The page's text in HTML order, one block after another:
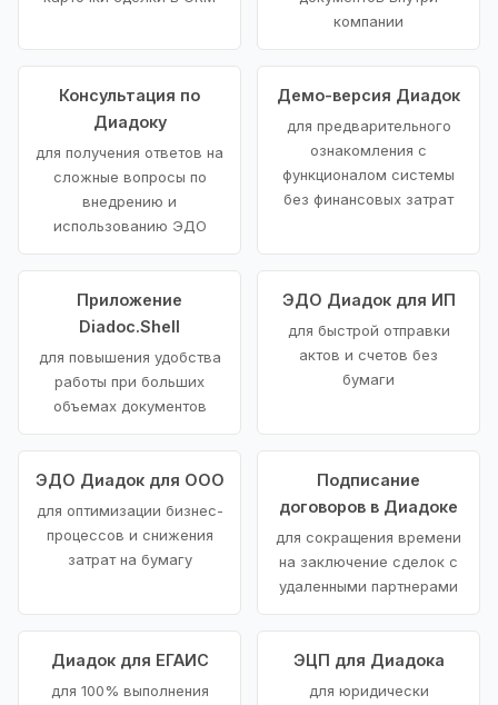
компании
Консультация по
Диадоку
для получения ответов на
сложные вопросы по
внедрению и
использованию ЭДО
Демо-версия Диадок
для предварительного
ознакомления с
функционалом системы
без финансовых затрат
Приложение
Diadoc.Shell
для повышения удобства
работы при больших
объемах документов
ЭДО Диадок для ИП
для быстрой отправки
актов и счетов без
бумаги
ЭДО Диадок для ООО
для оптимизации бизнес-
процессов и снижения
затрат на бумагу
Подписание
договоров в Диадоке
для сокращения времени
на заключение сделок с
удаленными партнерами
Диадок для ЕГАИС
для 100% выполнения
ЭЦП для Диадока
для юридически